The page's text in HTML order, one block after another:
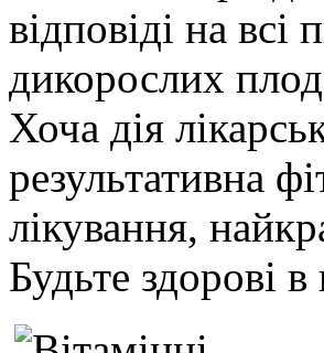
відповіді на
дикорослих
Хоча дія
результативна
лікування,
Будьте здорові